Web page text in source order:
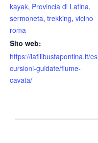
kayak, Provincia di Latina,
sermoneta, trekking, vicino
roma
Sito web:
https://lafilibustapontina.it/es
cursioni-guidate/fiume-
cavata/